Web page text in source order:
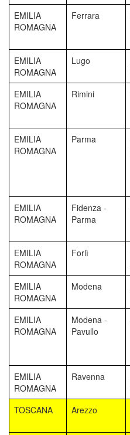
EMILIA
ROMAGNA
Ferrara
EMILIA
ROMAGNA
Lugo
EMILIA
ROMAGNA
Rimini
EMILIA
ROMAGNA
Parma
EMILIA
ROMAGNA
Fidenza -
Parma
EMILIA
ROMAGNA
Forlì
EMILIA
ROMAGNA
Modena
EMILIA
ROMAGNA
Modena -
Pavullo
EMILIA
ROMAGNA
Ravenna
TOSCANA
Arezzo